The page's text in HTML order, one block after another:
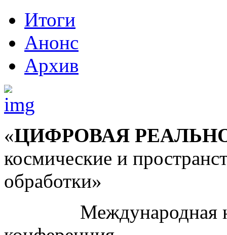
Итоги
Анонс
Архив
«ЦИФРОВАЯ
космические и
обработки»
Международная